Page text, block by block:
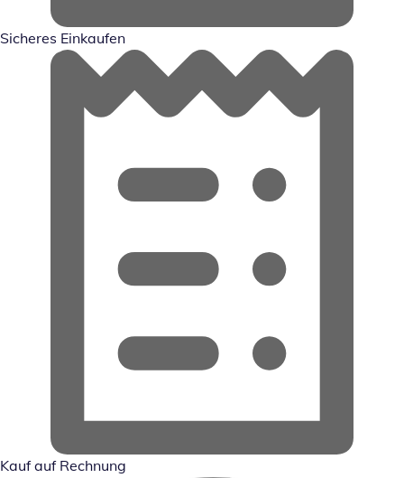
Sicheres Einkaufen
Kauf auf Rechnung